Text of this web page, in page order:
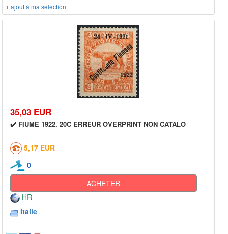
+ ajout à ma sélection
35,03 EUR
✔️ FIUME 1922. 20C ERREUR OVERPRINT NON CATALO
5,17 EUR
0
ACHETER
HR
Italie